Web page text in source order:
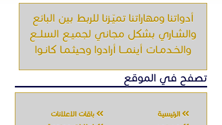
شروط الاستخدام
اتصل بنا